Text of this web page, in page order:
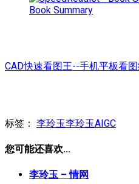
Book Summary
CAD快速看图王--手机平板看
标签： 李玲玉李玲玉AIGC
您可能还喜欢...
李玲玉 – 情网